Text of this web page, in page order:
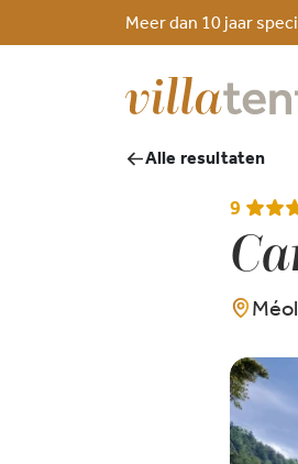
Meer dan 10 jaar
Alle resultaten
9